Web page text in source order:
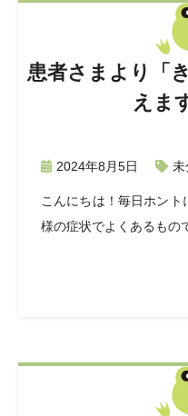
患者さまより「
えま
2024年8月5日 未
こんにちは！毎日ホン
様の症状でよくあるもの